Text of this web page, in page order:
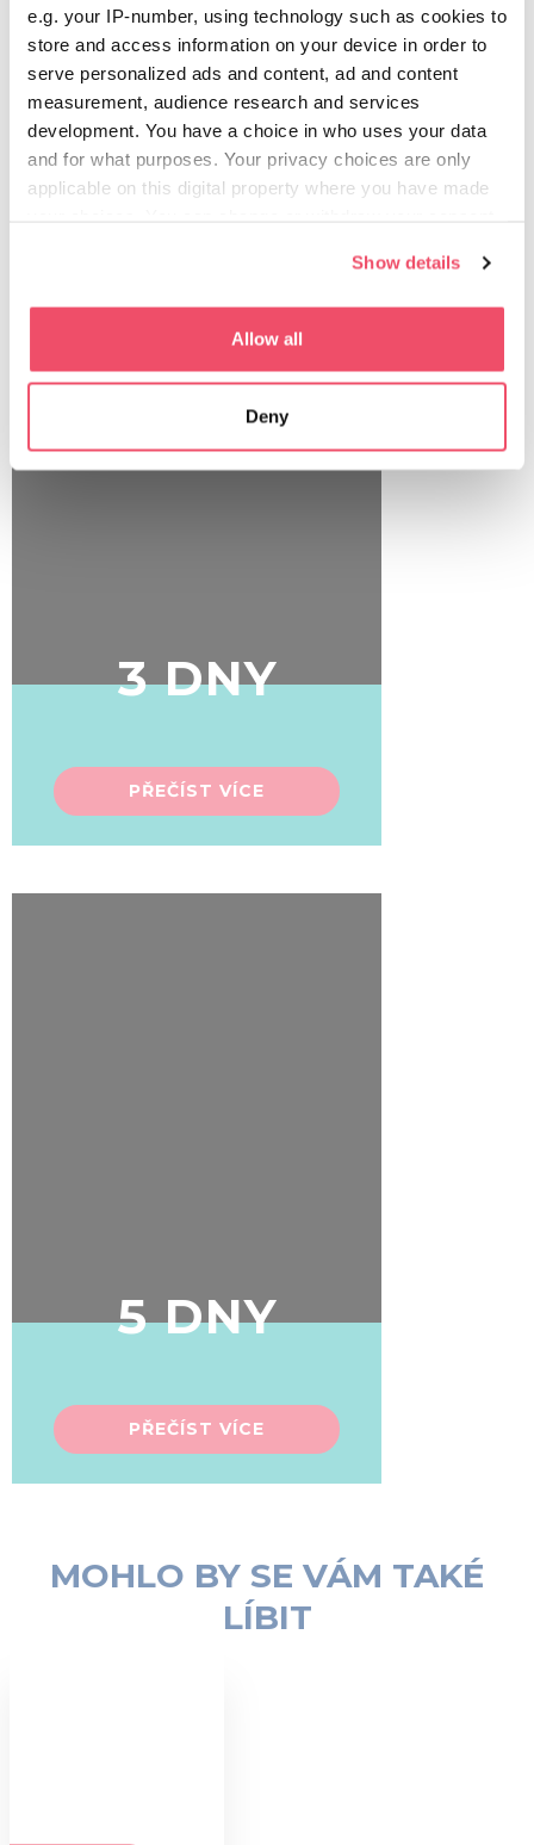
e.g. your IP-number, using technology such as cookies to
store and access information on your device in order to
serve personalized ads and content, ad and content
measurement, audience research and services
development. You have a choice in who uses your data
and for what purposes. Your privacy choices are only
applicable on this digital property where you have made
If you allow, we would also like to:
which can be accurate to within several meters
Identify your device by actively scanning it for
specific characteristics (fingerprinting)
may combine it with other information that you’ve
Show details
Allow all
Deny
2 DNY
PŘEČÍST VÍCE
3 DNY
PŘEČÍST VÍCE
5 DNY
PŘEČÍST VÍCE
MOHLO BY SE VÁM TAKÉ
LÍBIT